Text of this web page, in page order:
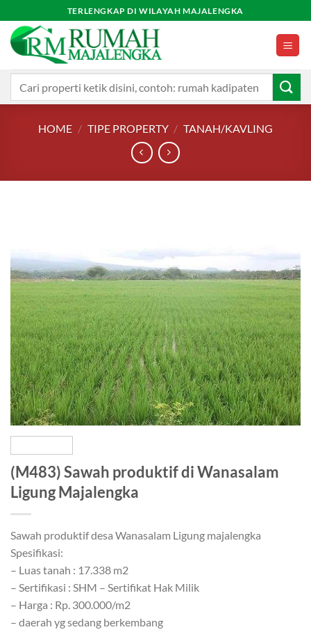
to
content
TERLENGKAP DI WILAYAH MAJALENGKA
HOME / TIPE PROPERTY / TANAH/KAVLING
(M483) Sawah produktif di Wanasalam
Ligung Majalengka
Sawah produktif desa Wanasalam Ligung majalengka
Spesifikasi:
– Luas tanah : 17.338 m2
– Sertifikasi : SHM – Sertifikat Hak Milik
– Harga : Rp. 300.000/m2
– daerah yg sedang berkembang